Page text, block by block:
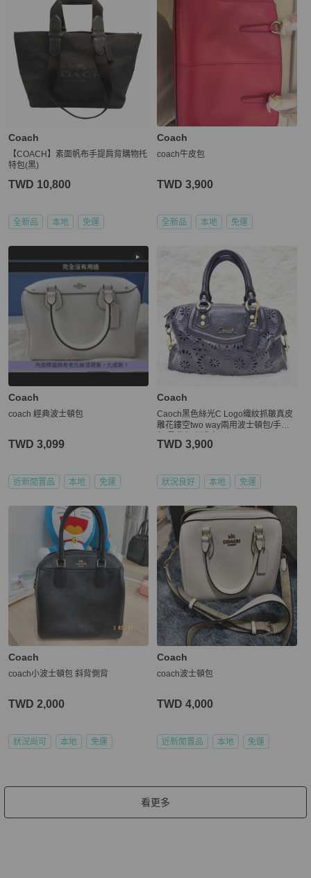
Coach
【COACH】素面帆布手提肩背購物托
特包(黑)
TWD 10,800
全新品 本地 免運
Coach
coach牛皮包
TWD 3,900
全新品 本地 免運
Coach
coach 經典波士頓包
TWD 3,099
近新閒置品 本地 免運
Coach
Caoch黑色絲光C Logo織紋抓皺真皮
雕花鏤空two way兩用波士頓包/手提
TWD 3,900
狀況良好 本地 免運
Coach
coach小波士頓包 斜背側背
TWD 2,000
狀況尚可 本地 免運
Coach
coach波士頓包
TWD 4,000
近新閒置品 本地 免運
看更多